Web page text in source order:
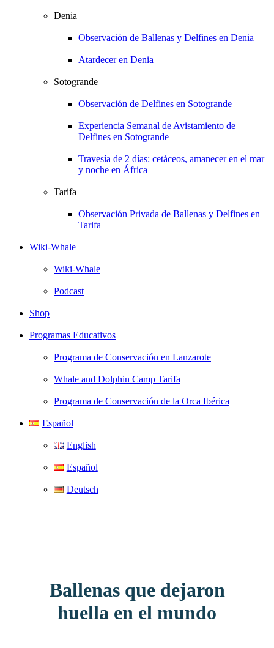
Denia
Observación de Ballenas y Delfines en Denia
Atardecer en Denia
Sotogrande
Observación de Delfines en Sotogrande
Experiencia Semanal de Avistamiento de
Delfines en Sotogrande
Travesía de 2 días: cetáceos, amanecer en el mar
y noche en África
Tarifa
Observación Privada de Ballenas y Delfines en
Tarifa
Wiki-Whale
Wiki-Whale
Podcast
Shop
Programas Educativos
Programa de Conservación en Lanzarote
Whale and Dolphin Camp Tarifa
Programa de Conservación de la Orca Ibérica
Español
English
Español
Deutsch
Ballenas que dejaron
huella en el mundo